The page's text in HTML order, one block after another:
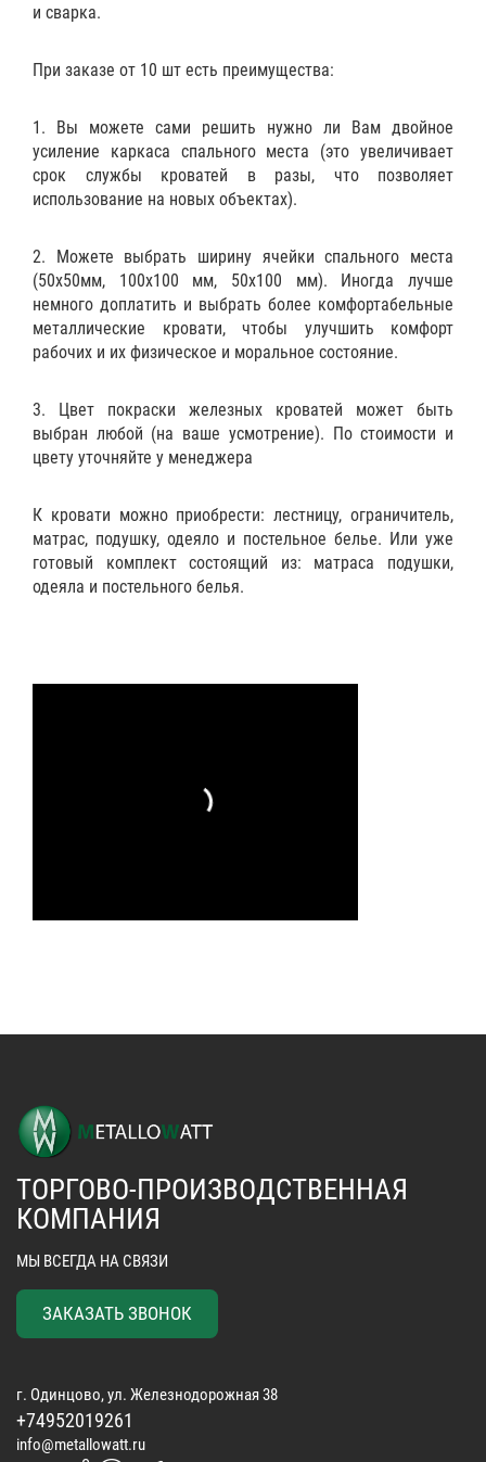
и сварка.
При заказе от 10 шт есть преимущества:
1. Вы можете сами решить нужно ли Вам двойное
усиление каркаса спального места (это увеличивает
срок службы кроватей в разы, что позволяет
использование на новых объектах).
2. Можете выбрать ширину ячейки спального места
(50х50мм, 100х100 мм, 50х100 мм). Иногда лучше
немного доплатить и выбрать более комфортабельные
металлические кровати, чтобы улучшить комфорт
рабочих и их физическое и моральное состояние.
3. Цвет покраски железных кроватей может быть
выбран любой (на ваше усмотрение). По стоимости и
цвету уточняйте у менеджера
К кровати можно приобрести:лестницу,ограничитель,
матрас, подушку, одеяло и постельное белье. Или уже
готовый комплектсостоящий из: матраса подушки,
одеяла и постельного белья.
ТОРГОВО-ПРОИЗВОДСТВЕННАЯ
КОМПАНИЯ
МЫ ВСЕГДА НА СВЯЗИ
ЗАКАЗАТЬ ЗВОНОК
г. Одинцово, ул. Железнодорожная 38
+74952019261
info@metallowatt.ru